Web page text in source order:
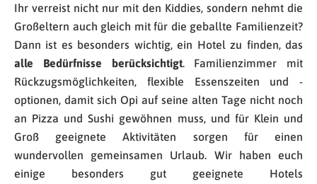
Ihr verreist nicht nur mit den Kiddies, sondern nehmt die
Großeltern auch gleich mit für die geballte Familienzeit?
Dann ist es besonders wichtig, ein Hotel zu finden, das
alle Bedürfnisse berücksichtigt. Familienzimmer mit
Rückzugsmöglichkeiten, flexible Essenszeiten und -
optionen, damit sich Opi auf seine alten Tage nicht noch
an Pizza und Sushi gewöhnen muss, und für Klein und
Groß geeignete Aktivitäten sorgen für einen
wundervollen gemeinsamen Urlaub. Wir haben euch
einige besonders gut geeignete Hotels